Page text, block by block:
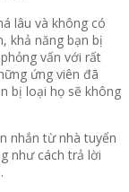
lâu và không có
khả năng bạn bị
vấn với rất
ứng viên đã
bị loại họ sẽ không
nhắn từ nhà tuyển
như cách trả lời